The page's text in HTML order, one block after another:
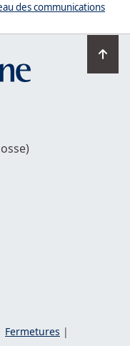
des communications
en
Fermetures |